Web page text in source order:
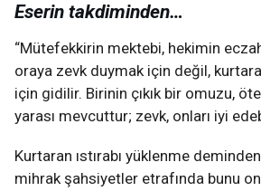
Eserin takdiminden…
“Mütefekkirin mektebi, hekimin
oraya zevk duymak için değil,
için gidilir. Birinin çıkık bir omuzu,
yarası mevcuttur; zevk, onları iyi
Kurtaran ıstırabı yüklenme
mihrak şahsiyetler etrafında bunu